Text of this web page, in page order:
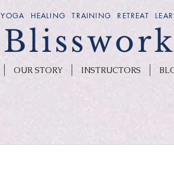
YOGA HEALING TRAINING RETREAT
OUR STORY INSTRUCTORS